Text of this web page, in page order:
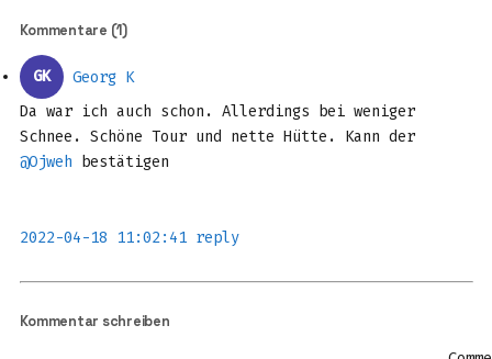
Kommentare (1)
GK
Georg K
Da war ich auch schon. Allerdings bei weniger
Schnee. Schöne Tour und nette Hütte. Kann der
@Ojweh bestätigen
2022-04-18 11:02:41 reply
Kommentar schreiben